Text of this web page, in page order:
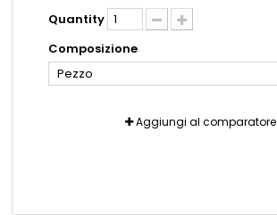
Quantity
Composizione
Pezzo
Aggiungi al comparatore